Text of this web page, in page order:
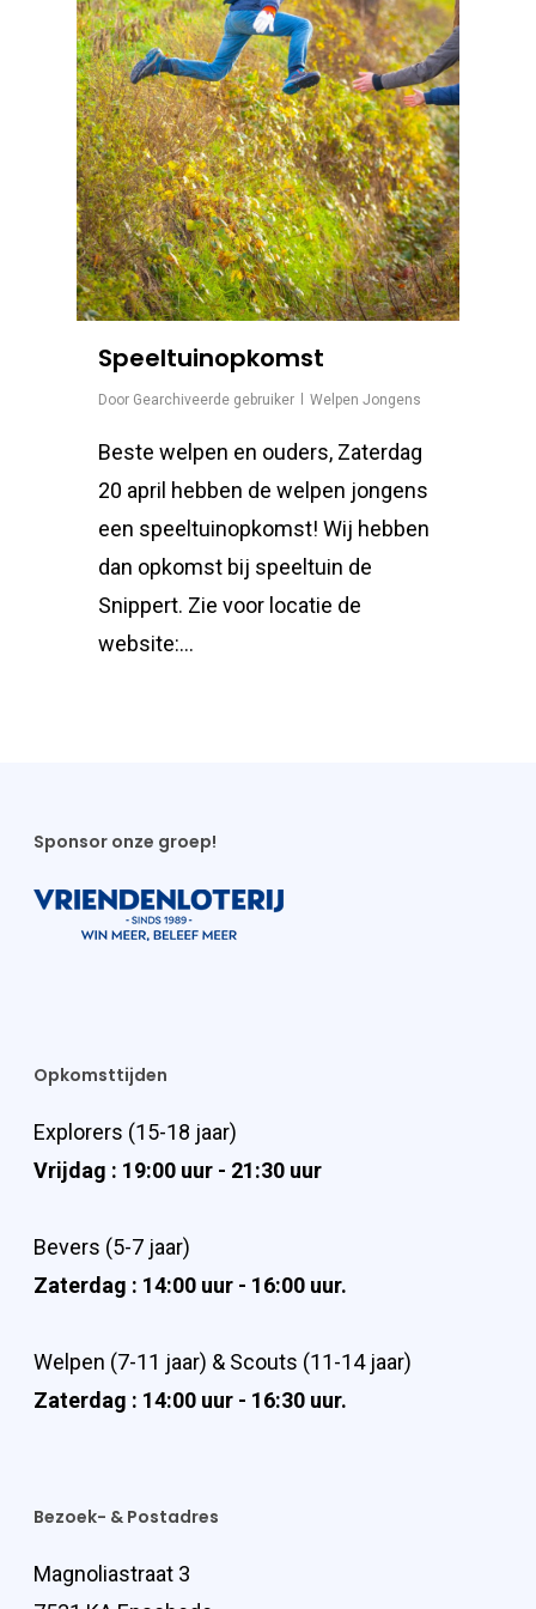
Speeltuinopkomst
Door Gearchiveerde gebruiker Welpen Jongens
Beste welpen en ouders, Zaterdag
20 april hebben de welpen jongens
een speeltuinopkomst! Wij hebben
dan opkomst bij speeltuin de
Snippert. Zie voor locatie de
website:…
Sponsor onze groep!
Opkomsttijden
Explorers (15-18 jaar)
Vrijdag : 19:00 uur - 21:30 uur
Bevers (5-7 jaar)
Zaterdag : 14:00 uur - 16:00 uur.
Welpen (7-11 jaar) & Scouts (11-14 jaar)
Zaterdag : 14:00 uur - 16:30 uur.
Bezoek- & Postadres
Magnoliastraat 3